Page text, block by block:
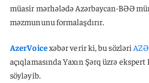
müasir mərhələdə Azərbaycan-BƏƏ
məzmununu formalaşdırır.
AzerVoicexəbər verir ki, bu sözləri
açıqlamasında Yaxın Şərq üzrə
söyləyib.